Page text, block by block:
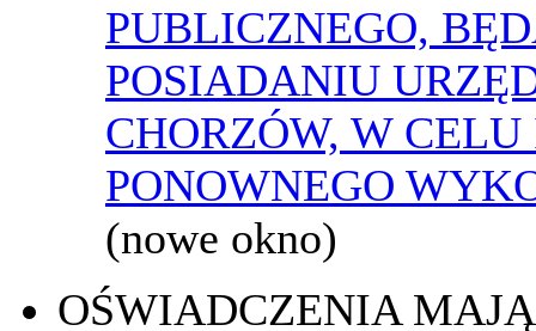
PUBLICZNEGO,
POSIADANIU
CHORZÓW, W
PONOWNEGO
(nowe okno)
OŚWIADCZENIA